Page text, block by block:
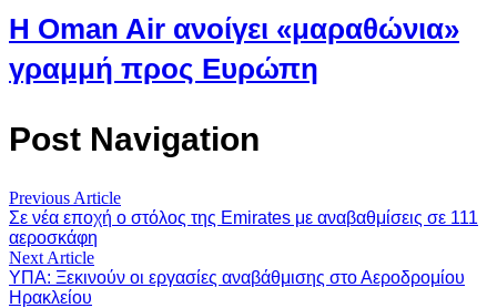
Η Oman Air ανοίγει «μαραθώνια»
γραμμή προς Ευρώπη
Post Navigation
Previous Article
Σε νέα εποχή ο στόλος της Emirates με αναβαθμίσεις σε 111
αεροσκάφη
Next Article
ΥΠΑ: Ξεκινούν οι εργασίες αναβάθμισης στο Αεροδρομίου
Ηρακλείου